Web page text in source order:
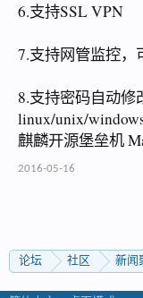
6.支持SSL VPN
7.支持网管监控，
8.支持密码自动
linux/unix/
麒麟开源堡垒机
2016-05-16
论坛 社区 新闻